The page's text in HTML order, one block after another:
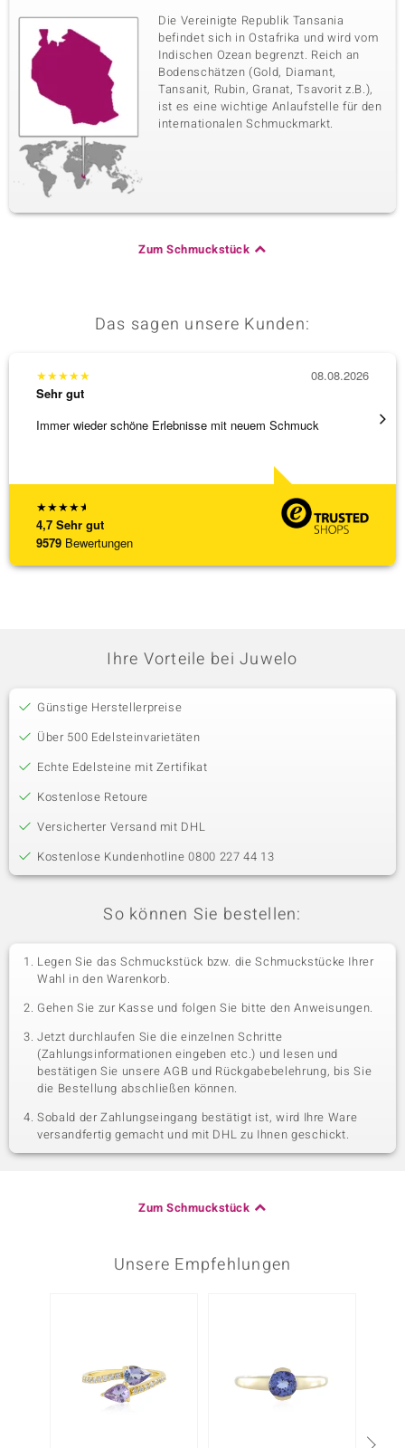
Die Vereinigte Republik Tansania
befindet sich in Ostafrika und wird vom
Indischen Ozean begrenzt. Reich an
Bodenschätzen (Gold, Diamant,
Tansanit, Rubin, Granat, Tsavorit z.B.),
ist es eine wichtige Anlaufstelle für den
internationalen Schmuckmarkt.
Zum Schmuckstück
Das sagen unsere Kunden:
★★★★★
4,7 Sehr gut
9579 Bewertungen
★★★★★
Sehr gut
Immer wieder schöne Erlebnisse mit neuem Schmuck
08.08.2026
Ihre Vorteile bei Juwelo
Günstige Herstellerpreise
Über 500 Edelsteinvarietäten
Echte Edelsteine mit Zertifikat
Kostenlose Retoure
Versicherter Versand mit DHL
Kostenlose Kundenhotline 0800 227 44 13
So können Sie bestellen:
Legen Sie das Schmuckstück bzw. die Schmuckstücke Ihrer
Wahl in den Warenkorb.
Gehen Sie zur Kasse und folgen Sie bitte den Anweisungen.
Jetzt durchlaufen Sie die einzelnen Schritte
(Zahlungsinformationen eingeben etc.) und lesen und
bestätigen Sie unsere AGB und Rückgabebelehrung, bis Sie
die Bestellung abschließen können.
Sobald der Zahlungseingang bestätigt ist, wird Ihre Ware
versandfertig gemacht und mit DHL zu Ihnen geschickt.
Zum Schmuckstück
Unsere Empfehlungen